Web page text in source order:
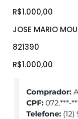
R$1.000,00
JOSE MARIO
821390
R$1.000,00